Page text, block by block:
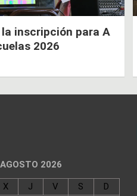
la inscripción para A
2026
AGOSTO 2026
X J V S D